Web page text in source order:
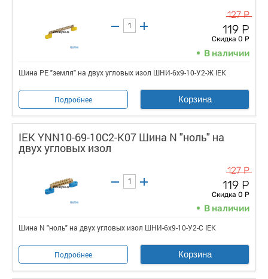
127 Р
119 Р
Скидка 0 Р
В наличии
Шина PE "земля" на двух угловых изол ШНИ-6х9-10-У2-Ж IEK
Подробнее Корзина
IEK YNN10-69-10C2-K07 Шина N "ноль" на
двух угловых изол
127 Р
119 Р
Скидка 0 Р
В наличии
Шина N "ноль" на двух угловых изол ШНИ-6х9-10-У2-С IEK
Подробнее Корзина